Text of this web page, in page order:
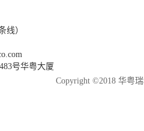
线）
号华粤大厦
Copyright ©2018 华粤